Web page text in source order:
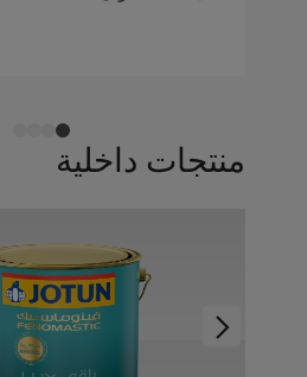
منتجات داخلية